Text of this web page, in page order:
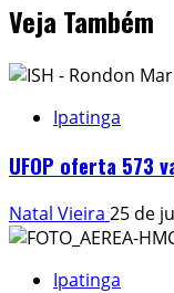
Veja Também
Ipatinga
UFOP oferta 573
Natal Vieira 25 de
Ipatinga